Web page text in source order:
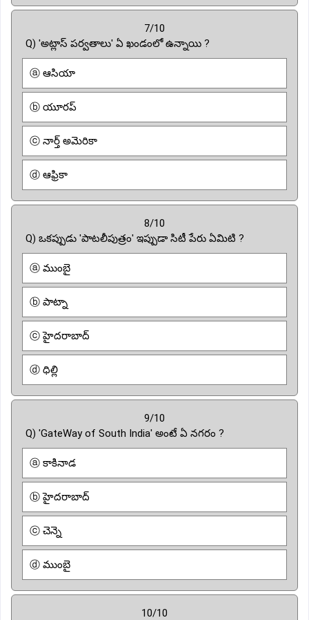
7/10
Q) 'అట్లాస్ పర్వతాలు' ఏ ఖండంలో ఉన్నాయి ?
ⓐ ఆసియా
ⓑ యూరప్
ⓒ నార్త్ అమెరికా
ⓓ ఆఫ్రికా
8/10
Q) ఒకప్పుడు 'పాటలీపుత్రం' ఇప్పుడా సిటీ పేరు ఏమిటి ?
ⓐ ముంబై
ⓑ పాట్నా
ⓒ హైదరాబాద్
ⓓ ధిల్లి
9/10
Q) 'GateWay of South India' అంటే ఏ నగరం ?
ⓐ కాకినాడ
ⓑ హైదరాబాద్
ⓒ చెన్నె
ⓓ ముంబై
10/10